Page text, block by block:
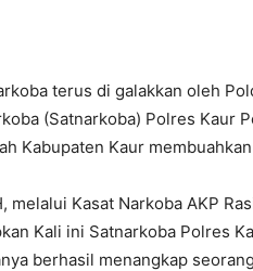
terus di galakkan oleh
(Satnarkoba) Polres Kaur
Kabupaten Kaur
Kasat Narkoba AKP
Kali ini Satnarkoba Polres
berhasil menangkap